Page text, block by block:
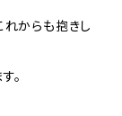
れからも抱きし
。